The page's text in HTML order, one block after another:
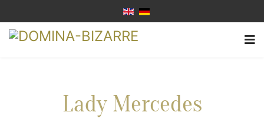
Lady Mercedes